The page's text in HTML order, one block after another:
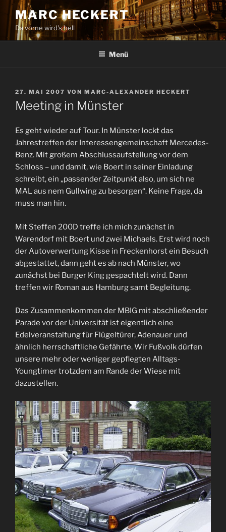
Zum
Inhalt
springen
MARC HECKERT
Da vorne wird's hell
Menü
VERÖFFENTLICHT
AM
27. MAI 2007 VON MARC-ALEXANDER HECKERT
Meeting in Münster
Es geht wieder auf Tour. In Münster lockt das
Jahrestreffen der Interessengemeinschaft Mercedes-
Benz. Mit großem Abschlussaufstellung vor dem
Schloss – und damit, wie Boert in seiner Einladung
schreibt, ein „passender Zeitpunkt also, um sich ne
MAL aus nem Gullwing zu besorgen“. Keine Frage, da
muss man hin.
Mit Steffen 200D treffe ich mich zunächst in
Warendorf mit Boert und zwei Michaels. Erst wird noch
der Autoverwertung Kisse in Freckenhorst ein Besuch
abgestattet, dann geht es ab nach Münster, wo
zunächst bei Burger King gespachtelt wird. Dann
treffen wir Roman aus Hamburg samt Begleitung.
Das Zusammenkommen der MBIG mit abschließender
Parade vor der Universität ist eigentlich eine
Edelveranstaltung für Flügeltürer, Adenauer und
ähnlich herrschaftliche Gefährte. Wir Fußvolk dürfen
unsere mehr oder weniger gepflegten Alltags-
Youngtimer trotzdem am Rande der Wiese mit
dazustellen.